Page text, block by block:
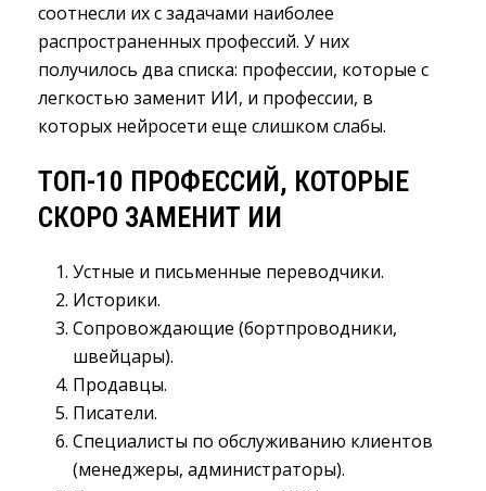
соотнесли их с задачами наиболее
распространенных профессий. У них
получилось два списка: профессии, которые с
легкостью заменит ИИ, и профессии, в
которых нейросети еще слишком слабы.
ТОП-10 ПРОФЕССИЙ, КОТОРЫЕ
СКОРО ЗАМЕНИТ ИИ
Устные и письменные переводчики.
Историки.
Сопровождающие (бортпроводники,
швейцары).
Продавцы.
Писатели.
Специалисты по обслуживанию клиентов
(менеджеры, администраторы).